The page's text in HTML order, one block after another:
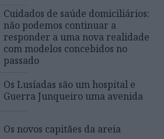
Cuidados de saúde domiciliários:
não podemos continuar a
responder a uma nova realidade
com modelos concebidos no
passado
Os Lusíadas são um hospital e
Guerra Junqueiro uma avenida
Os novos capitães da areia